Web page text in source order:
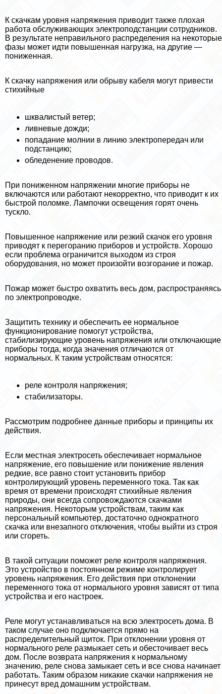
К скачкам уровня напряжения приводит также плохая
работа обслуживающих электроподстанции сотрудников.
В результате неправильного распределения на некоторые
фазы может идти повышенная нагрузка, на другие —
пониженная.
К скачку напряжения или обрыву кабеля могут привести
стихийные
шквалистый ветер;
ливневые дожди;
попадание молнии в линию электропередач или
подстанцию;
обледенение проводов.
При пониженном напряжении многие приборы не
включаются или работают некорректно, что приводит к их
быстрой поломке. Лампочки освещения горят очень
тускло.
Повышенное напряжение или резкий скачок его уровня
приводят к перегоранию приборов и устройств. Хорошо
если проблема ограничится выходом из строя
оборудования, но может произойти возгорание и пожар.
Пожар может быстро охватить весь дом, распространяясь
по электропроводке.
Защитить технику и обеспечить ее нормальное
функционирование помогут устройства,
стабилизирующие уровень напряжения или отключающие
приборы тогда, когда значения отличаются от
нормальных. К таким устройствам относятся:
реле контроля напряжения;
стабилизаторы.
Рассмотрим подробнее данные приборы и принципы их
действия.
Если местная электросеть обеспечивает нормальное
напряжение, его повышение или понижение явления
редкие, все равно стоит установить прибор
контролирующий уровень переменного тока. Так как
время от времени происходят стихийные явления
природы, они всегда сопровождаются скачками
напряжения. Некоторым устройствам, таким как
персональный компьютер, достаточно однократного
скачка или внезапного отключения, чтобы выйти из строя
или сгореть.
В такой ситуации поможет реле контроля напряжения.
Это устройство в постоянном режиме контролирует
уровень напряжения. Его действия при отклонении
переменного тока от нормального уровня зависят от типа
устройства и его настроек.
Реле могут устанавливаться на всю электросеть дома. В
таком случае оно подключается прямо на
распределительный щиток. При отклонении уровня от
нормального реле размыкает сеть и обесточивает весь
дом. После возврата напряжения к нормальному
значению, реле снова замыкает сеть и все снова начинает
работать. Таким образом никакие скачки напряжения не
принесут вред домашним устройствам.